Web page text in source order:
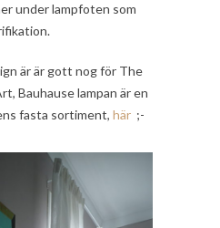
under lampfoten som
är är gott nog för The
Bauhause lampan är en
fasta sortiment, här ;-